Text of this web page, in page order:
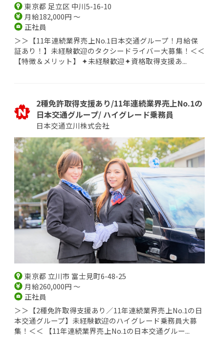
東京都 足立区 中川5-16-10
月給182,000円 ～
正社員
＞＞【11年連続業界売上No.1日本交通グループ！月給保
証あり！】未経験歓迎のタクシードライバー大募集！＜＜
【特徴＆メリット】 ✦未経験歓迎✦資格取得支援あ...
2種免許取得支援あり/11年連続業界売上No.1の
日本交通グループ/ ハイグレード乗務員
日本交通立川株式会社
東京都 立川市 富士見町6-48-25
月給260,000円 ～
正社員
＞＞【2種免許取得支援あり／11年連続業界売上No.1の日
本交通グループ】未経験歓迎のハイグレード乗務員大募
集！＜＜ 【11年連続業界売上No.1の日本交通グルー...